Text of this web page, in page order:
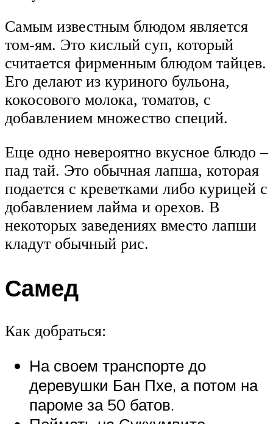
Самым известным блюдом является
том-ям. Это кислый суп, который
считается фирменным блюдом тайцев.
Его делают из куриного бульона,
кокосового молока, томатов, с
добавлением множество специй.
Еще одно невероятно вкусное блюдо –
пад тай. Это обычная лапша, которая
подается с креветками либо курицей с
добавлением лайма и орехов. В
некоторых заведениях вместо лапши
кладут обычный рис.
Самед
Как добраться:
На своем транспорте до
деревушки Бан Пхе, а потом на
пароме за 50 батов.